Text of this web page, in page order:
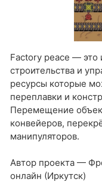
Factory peace — это
строительства и
ресурсы которые
переплавки и
Перемещение
конвейеров,
манипуляторов.
Автор проекта —
онлайн (Иркутск)